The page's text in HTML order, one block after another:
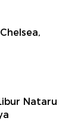
Nataru